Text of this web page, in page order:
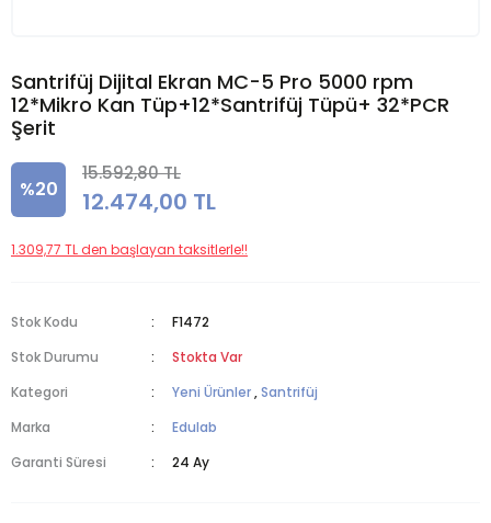
Santrifüj Dijital Ekran MC-5 Pro 5000 rpm
12*Mikro Kan Tüp+12*Santrifüj Tüpü+ 32*PCR
Şerit
%20
15.592,80 TL
12.474,00 TL
1.309,77 TL den başlayan taksitlerle!!
Stok Kodu
F1472
Stok Durumu
Stokta Var
Kategori
Yeni Ürünler,Santrifüj
Marka
Edulab
Garanti Süresi
24 Ay